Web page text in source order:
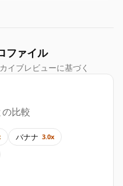
ファイル
イブレビューに基づく
比較
バナナ 3.0x